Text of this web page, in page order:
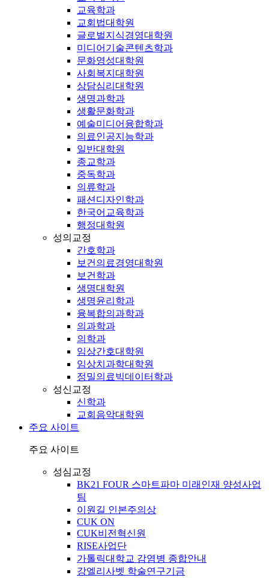
교육학과
교회법대학원
글로벌지식경영대학원
미디어기술콘텐츠학과
문화영성대학원
사회복지대학원
상담심리대학원
생명과학과
생활문화학과
예술미디어융합학과
의료인공지능학과
일반대학원
종교학과
중독학과
의류학과
패션디자인학과
한국어교육학과
행정대학원
성의교정
간호학과
보건의료경영대학원
보건학과
생명대학원
생명윤리학과
융복합의과학과
의과학과
의학과
임상간호대학원
임상치과학대학원
정밀의료빅데이터학과
성신교정
신학과
교회음악대학원
주요 사이트
주요 사이트
성심교정
BK21 FOUR 스마트파마 미래인재 양성사업
팀
이원길 인본주의상
CUK ON
CUK비전혁신원
RISE사업단
가톨릭대학교 감염병 종합안내
강엘리사벳 학술연구기금